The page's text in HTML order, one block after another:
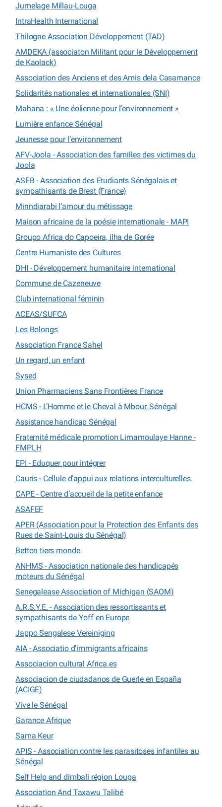
Jumelage Millau-Louga
IntraHealth International
Thilogne Association Développement (TAD)
AMDEKA (associaton Militant pour le Développement
de Kaolack)
Association des Anciens et des Amis dela Casamance
Solidarités nationales et internationales (SNI)
Mahana : « Une éolienne pour l’environnement »
Lumière enfance Sénégal
Jeunesse pour l’environnement
AFV-Joola - Association des familles des victimes du
Joola
ASEB - Association des Etudiants Sénégalais et
sympathisants de Brest (France)
Minndiarabi l’amour du métissage
Maison africaine de la poésie internationale - MAPI
Groupo Africa do Capoeira, ilha de Gorée
Centre Humaniste des Cultures
DHI - Développement humanitaire international
Commune de Cazeneuve
Club international féminin
ACEAS/SUFCA
Les Bolongs
Association France Sahel
Un regard, un enfant
Sysed
Union Pharmaciens Sans Frontières France
HCMS - L’Homme et le Cheval à Mbour, Sénégal
Assistance handicap Sénégal
Fraternité médicale promotion Limamoulaye Hanne -
FMPLH
EPI - Eduquer pour intégrer
Cauris - Cellule d’appui aux relations interculturelles.
CAPE - Centre d’accueil de la petite enfance
ASAFEF
APER (Association pour la Protection des Enfants des
Rues de Saint-Louis du Sénégal)
Betton tiers monde
ANHMS - Association nationale des handicapés
moteurs du Sénégal
Senegalease Association of Michigan (SAOM)
A.R.S.Y.E. - Association des ressortissants et
sympathisants de Yoff en Europe
Jappo Sengalese Vereiniging
AIA - Associatio d’immigrants africains
Associacion cultural Africa.es
Associacion de ciudadanos de Guerle en España
(ACIGE)
Vive le Sénégal
Garance Afrique
Sama Keur
APIS - Association contre les parasitoses infantiles au
Sénégal
Self Help and dimbali région Louga
Association And Taxawu Talibé